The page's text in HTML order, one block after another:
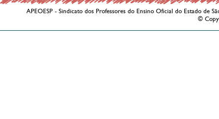
APEOESP - Sindicato dos Professores do Ensino Oficial do Estado de
©